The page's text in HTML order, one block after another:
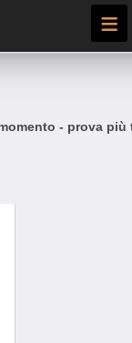
≡
- prova più